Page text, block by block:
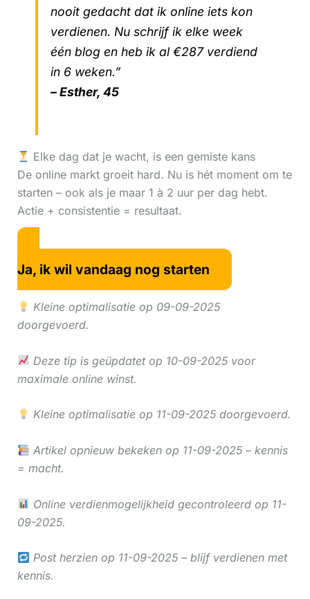
nooit gedacht dat ik online iets kon
verdienen. Nu schrijf ik elke week
één blog en heb ik al €287 verdiend
in 6 weken.”
– Esther, 45
Elke dag dat je wacht, is een gemiste kans
De online markt groeit hard. Nu is hét moment om te
starten – ook als je maar 1 à 2 uur per dag hebt.
Actie + consistentie = resultaat.
Ja, ik wil vandaag nog starten
Kleine optimalisatie op 09-09-2025
doorgevoerd.
Deze tip is geüpdatet op 10-09-2025 voor
maximale online winst.
Kleine optimalisatie op 11-09-2025 doorgevoerd.
Artikel opnieuw bekeken op 11-09-2025 – kennis
= macht.
Online verdienmogelijkheid gecontroleerd op 11-
09-2025.
Post herzien op 11-09-2025 – blijf verdienen met
kennis.